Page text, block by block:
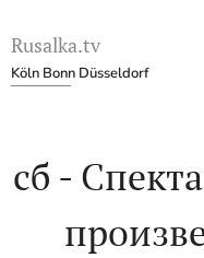
Rusalka.tv
Köln Bonn Düsseldorf
сб -